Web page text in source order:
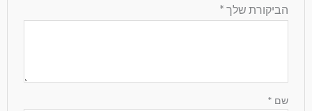
הביקורת שלך*
שם*